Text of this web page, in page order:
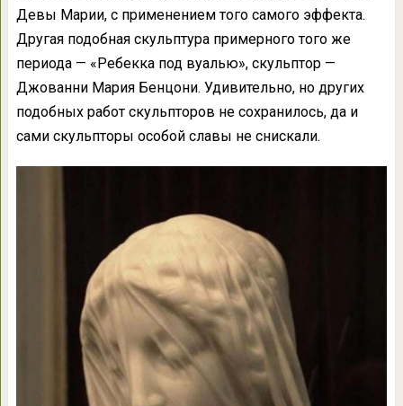
Девы Марии, с применением того самого эффекта.
Другая подобная скульптура примерного того же
периода — «Ребекка под вуалью», скульптор —
Джованни Мария Бенцони. Удивительно, но других
подобных работ скульпторов не сохранилось, да и
сами скульпторы особой славы не снискали.